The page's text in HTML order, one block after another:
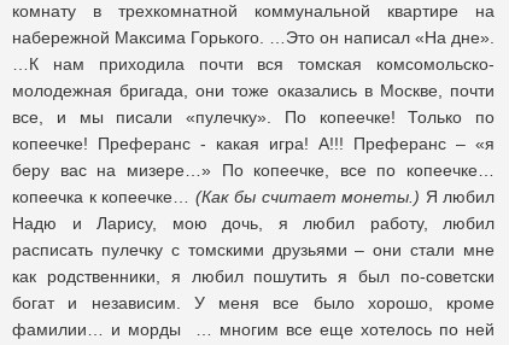
комнату в трехкомнатной коммунальной квартире на
набережной Максима Горького. …Это он написал «На дне».
…К нам приходила почти вся томская комсомольско-
молодежная бригада, они тоже оказались в Москве, почти
все, и мы писали «пулечку». По копеечке! Только по
копеечке! Преферанс - какая игра! А!!! Преферанс – «я
беру вас на мизере…» По копеечке, все по копеечке…
копеечка к копеечке… (Как бы считает монеты.) Я любил
Надю и Ларису, мою дочь, я любил работу, любил
расписать пулечку с томскими друзьями – они стали мне
как родственники, я любил пошутить я был по-советски
богат и независим. У меня все было хорошо, кроме
фамилии… и морды … многим все еще хотелось по ней